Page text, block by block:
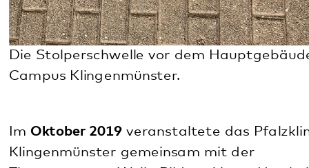
Besucher*innen über die Gedenkarbeit informieren
können.